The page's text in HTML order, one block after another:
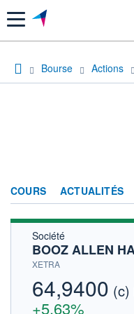
Menu
Bourse Actions
COURS ACTUALITÉS
Société
BOOZ ALLEN
XETRA
64,9400 (c)
+5,63%